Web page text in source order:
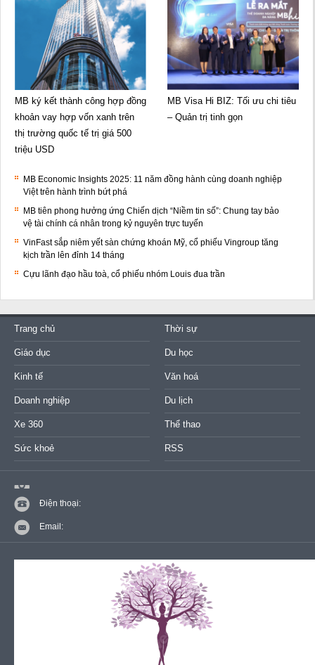
MB ký kết thành công hợp đồng
khoản vay hợp vốn xanh trên
thị trường quốc tế trị giá 500
triệu USD
MB Visa Hi BIZ: Tối ưu chi tiêu
– Quản trị tinh gọn
MB Economic Insights 2025: 11 năm đồng hành cùng doanh nghiệp
Việt trên hành trình bứt phá
MB tiên phong hưởng ứng Chiến dịch “Niềm tin số”: Chung tay bảo
vệ tài chính cá nhân trong kỷ nguyên trực tuyến
VinFast sắp niêm yết sàn chứng khoán Mỹ, cổ phiếu Vingroup tăng
kịch trần lên đỉnh 14 tháng
Cựu lãnh đạo hầu toà, cổ phiếu nhóm Louis đua trần
Trang chủ Thời sự
Giáo dục Du học
Kinh tế Văn hoá
Doanh nghiệp Du lịch
Xe 360 Thể thao
Sức khoẻ RSS
Điện thoại:
Email: